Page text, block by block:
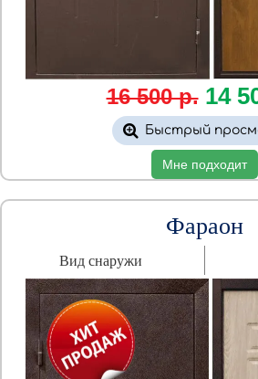
16 500 р. 14
Быстрый
Мне подходит
Фараон
Вид снаружи